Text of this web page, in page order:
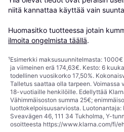
niitä kannattaa käyttää vain
Huomasitko tuotteessa jotain
ilmoita ongelmista täällä.
¹Esimerkki maksusuunnitelmasta:
ja viimeinen erä 174,63€. Kesto: 6
todellinen vuosikorko 17,50%.
Talletus saattaa olla tarpeen. Voimassa
18-vuotiaille henkilöille. Edellyttää
Vähimmäisoston summa 25€;
luottokelpoisuusarviosta. Luotonantaja:
Sveavägen 46, 111 34 Tukholma, Y-
osoitteesta https://www.klarna.com/fi/